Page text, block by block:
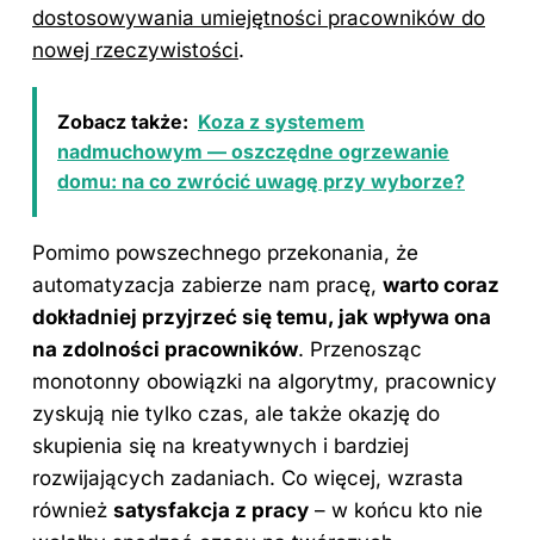
dostosowywania umiejętności pracowników do
nowej rzeczywistości.
Zobacz także: Koza z systemem
nadmuchowym — oszczędne ogrzewanie
domu: na co zwrócić uwagę przy wyborze?
Pomimo powszechnego przekonania, że
automatyzacja zabierze nam pracę, warto coraz
dokładniej przyjrzeć się temu, jak wpływa ona
na zdolności pracowników. Przenosząc
monotonny obowiązki na algorytmy, pracownicy
zyskują nie tylko czas, ale także okazję do
skupienia się na kreatywnych i bardziej
rozwijających zadaniach. Co więcej, wzrasta
również satysfakcja z pracy – w końcu kto nie